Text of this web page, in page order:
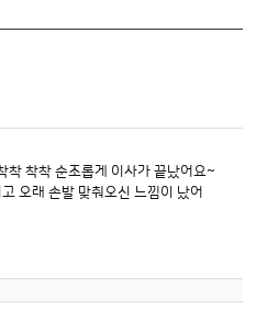
착 착착 순조롭게 이사가 끝났어요~
오래 손발 맞춰오신 느낌이 났어